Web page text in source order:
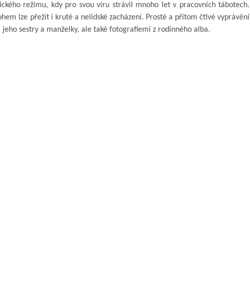
režimu, kdy pro svou víru strávil mnoho let v pracovních tábotech.
lze přežít i kruté a nelidské zacházení. Prosté a přitom čtivé vyprávění
sestry a manželky, ale také fotografiemi z rodinného alba.